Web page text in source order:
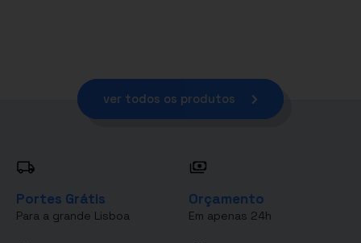
ver todos os produtos
Portes Grátis
Para a grande Lisboa
Orçamento
Em apenas 24h